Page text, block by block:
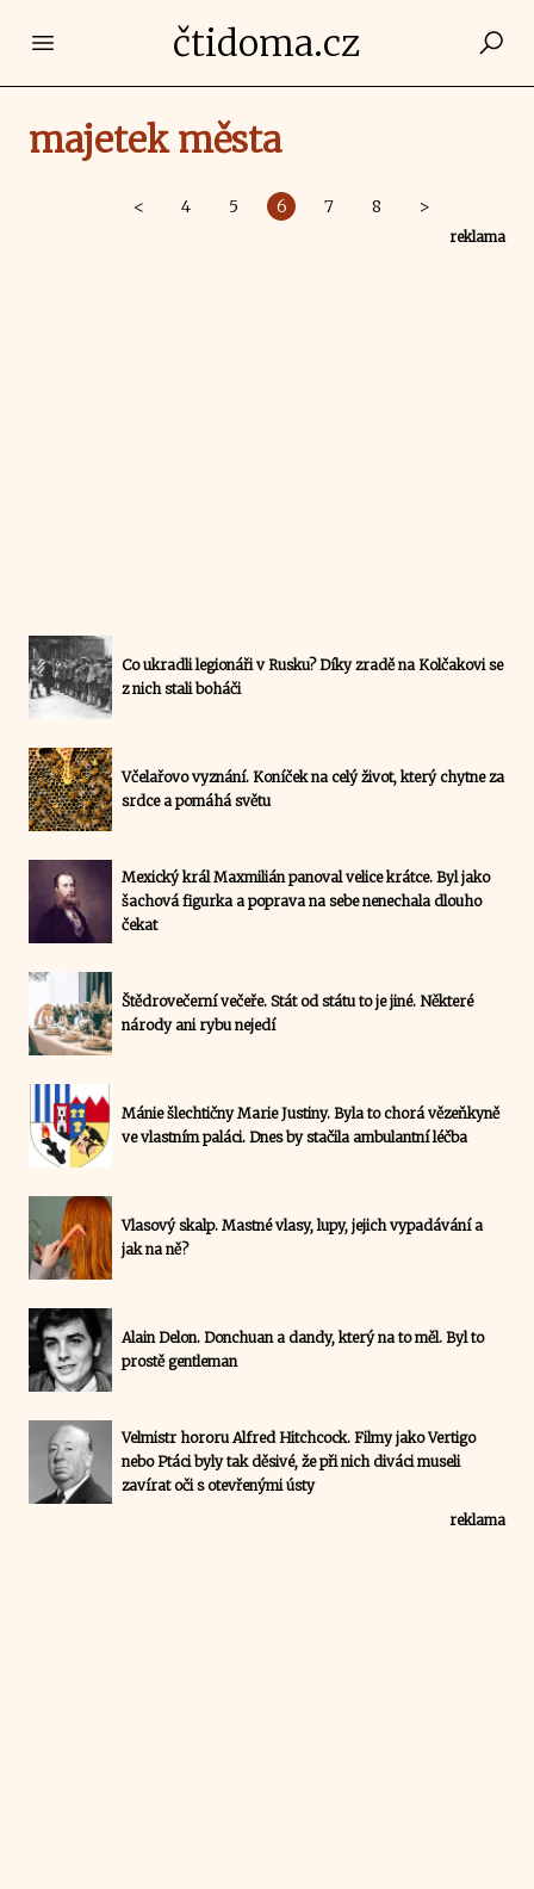
Open main menučtidoma.cz
majetek města
< 4 5 6 7 8 >
reklama
Co ukradli legionáři v Rusku? Díky zradě na Kolčakovi se
z nich stali boháči
Včelařovo vyznání. Koníček na celý život, který chytne za
srdce a pomáhá světu
Mexický král Maxmilián panoval velice krátce. Byl jako
šachová figurka a poprava na sebe nenechala dlouho
čekat
Štědrovečerní večeře. Stát od státu to je jiné. Některé
národy ani rybu nejedí
Mánie šlechtičny Marie Justiny. Byla to chorá vězeňkyně
ve vlastním paláci. Dnes by stačila ambulantní léčba
Vlasový skalp. Mastné vlasy, lupy, jejich vypadávání a
jak na ně?
Alain Delon. Donchuan a dandy, který na to měl. Byl to
prostě gentleman
Velmistr hororu Alfred Hitchcock. Filmy jako Vertigo
nebo Ptáci byly tak děsivé, že při nich diváci museli
zavírat oči s otevřenými ústy
reklama